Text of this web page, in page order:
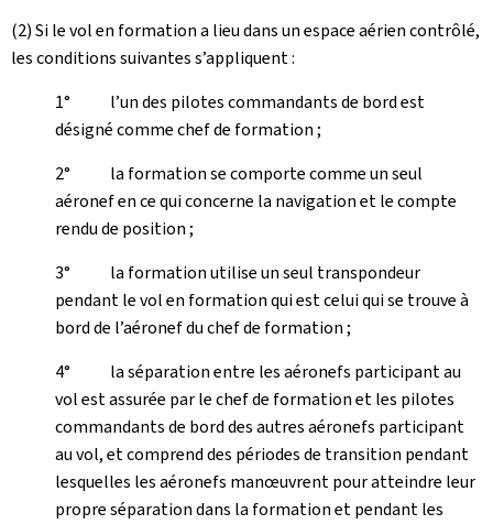
(2) Si le vol en formation a lieu dans un espace aérien contrôlé,
les conditions suivantes s’appliquent :
1° l’un des pilotes commandants de bord est
désigné comme chef de formation ;
2° la formation se comporte comme un seul
aéronef en ce qui concerne la navigation et le compte
rendu de position ;
3° la formation utilise un seul transpondeur
pendant le vol en formation qui est celui qui se trouve à
bord de l’aéronef du chef de formation ;
4° la séparation entre les aéronefs participant au
vol est assurée par le chef de formation et les pilotes
commandants de bord des autres aéronefs participant
au vol, et comprend des périodes de transition pendant
lesquelles les aéronefs manœuvrent pour atteindre leur
propre séparation dans la formation et pendant les